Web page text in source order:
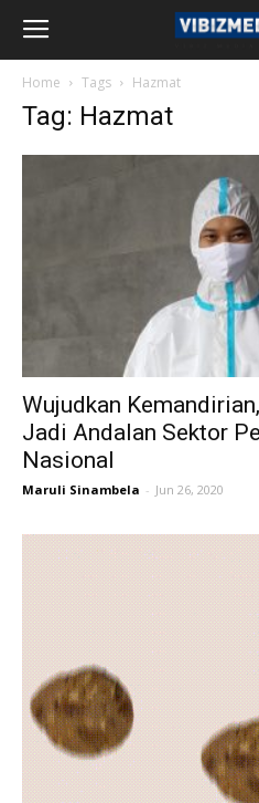
Home Tags Hazmat
Tag: Hazmat
Wujudkan
Jadi Andalan Sektor
Nasional
Maruli Sinambela - Jun 26, 2020